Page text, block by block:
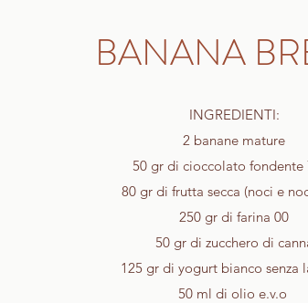
BANANA
INGREDIENTI:
2 banane mature
50 gr di cioccolato fondente
80 gr di frutta secca (noci e
250 gr di farina 00
50 gr di zucchero di
125 gr di yogurt bianco senza
50 ml di olio e.v.o